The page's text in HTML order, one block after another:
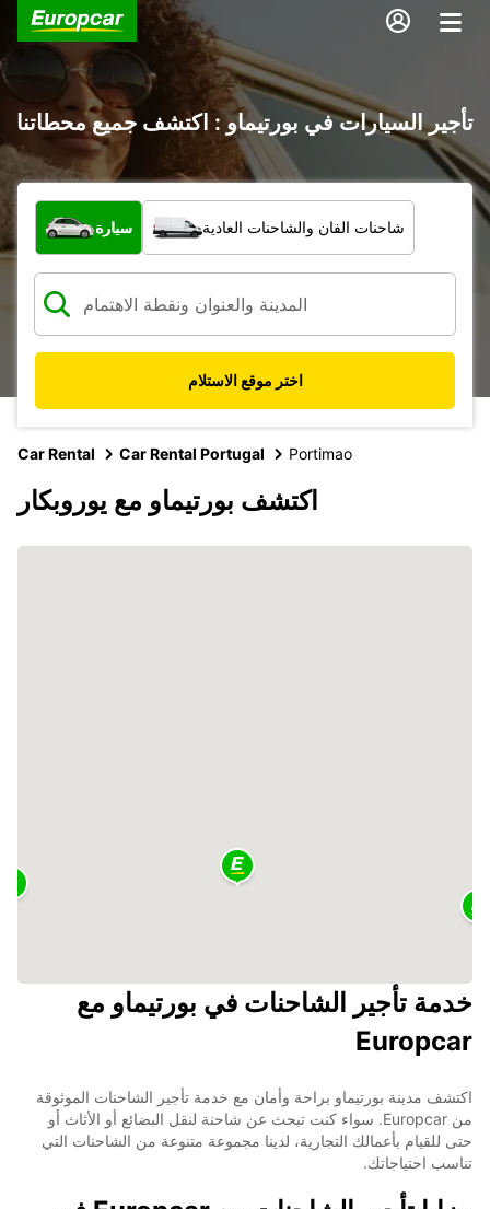
تأجير السيارات في بورتيماو : اكتشف جميع محطاتنا
ما نوع المركبة؟
سيارة شاحنات الفان والشاحنات العادية
اختر موقع الاستلام
Car Rental Car Rental Portugal Portimao
اكتشف بورتيماو مع يوروبكار
خدمة تأجير الشاحنات في بورتيماو مع
Europcar
اكتشف مدينة بورتيماو براحة وأمان مع خدمة تأجير الشاحنات الموثوقة
من Europcar. سواء كنت تبحث عن شاحنة لنقل البضائع أو الأثاث أو
حتى للقيام بأعمالك التجارية، لدينا مجموعة متنوعة من الشاحنات التي
تناسب احتياجاتك.